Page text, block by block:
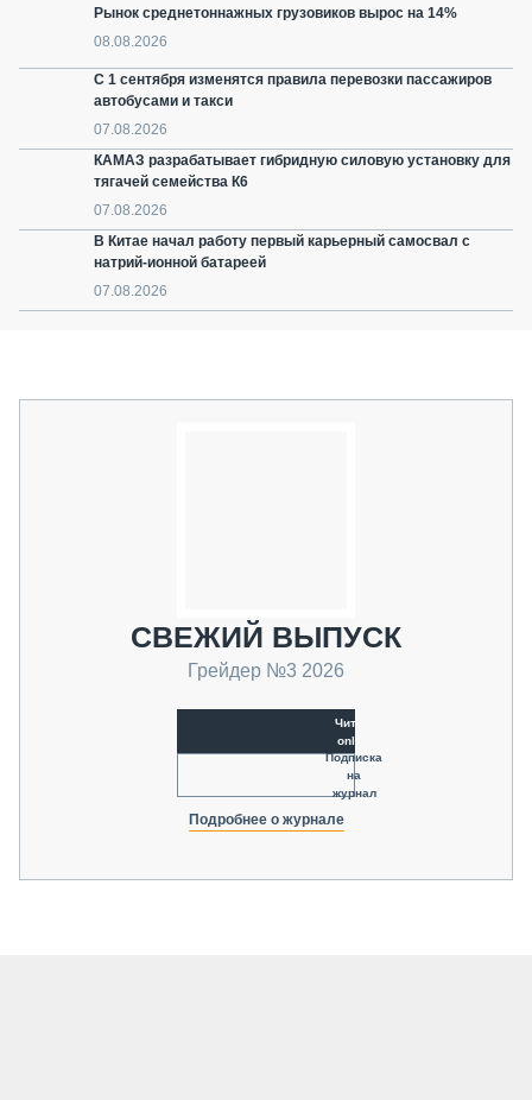
Рынок среднетоннажных грузовиков вырос на 14%
08.08.2026
С 1 сентября изменятся правила перевозки пассажиров
автобусами и такси
07.08.2026
КАМАЗ разрабатывает гибридную силовую установку для
тягачей семейства К6
07.08.2026
В Китае начал работу первый карьерный самосвал с
натрий-ионной батареей
07.08.2026
СВЕЖИЙ ВЫПУСК
Грейдер №3 2026
Читать
online
Подписка
на
журнал
Подробнее о журнале